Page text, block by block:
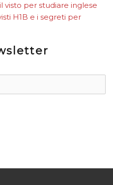
visto per studiare inglese
H1B e i segreti per